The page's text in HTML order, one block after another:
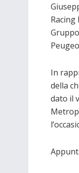
In
della
dato il